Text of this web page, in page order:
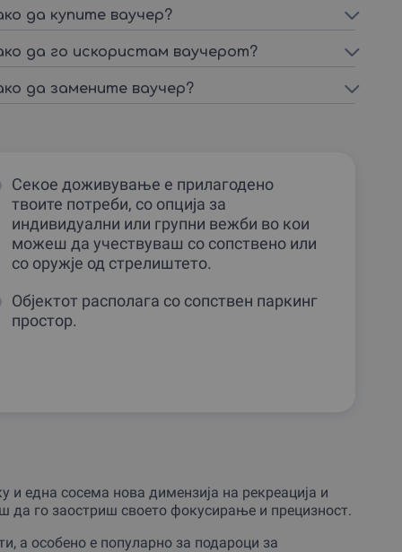
да купите ваучер?
да го искористам ваучерот?
да замените ваучер?
Секое доживување е прилагодено
твоите потреби, со опција за
индивидуални или групни вежби во кои
можеш да учествуваш со сопствено или
со оружје од стрелиштето.
Објектот располага со сопствен паркинг
простор.
една сосема нова димензија на рекреација и
да го заостриш своето фокусирање и прецизност.
а особено е популарно за подароци за